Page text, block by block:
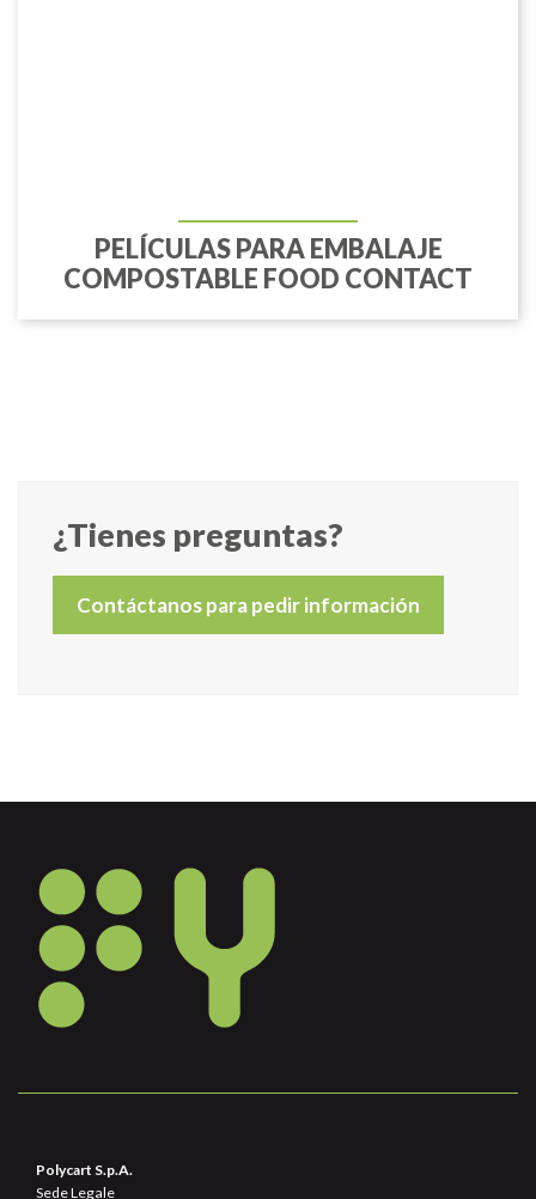
PELÍCULAS PARA EMBALAJE
COMPOSTABLE FOOD CONTACT
¿Tienes preguntas?
Contáctanos para pedir información
Polycart S.p.A.
Sede Legale